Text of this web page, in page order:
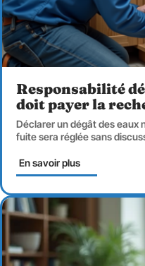
Responsabilité
doit payer la
Déclarer un dégât des eaux
fuite sera réglée sans
En savoir plus